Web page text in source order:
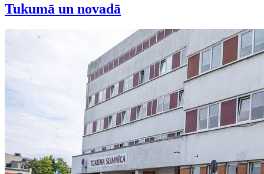
Tukumā un novadā